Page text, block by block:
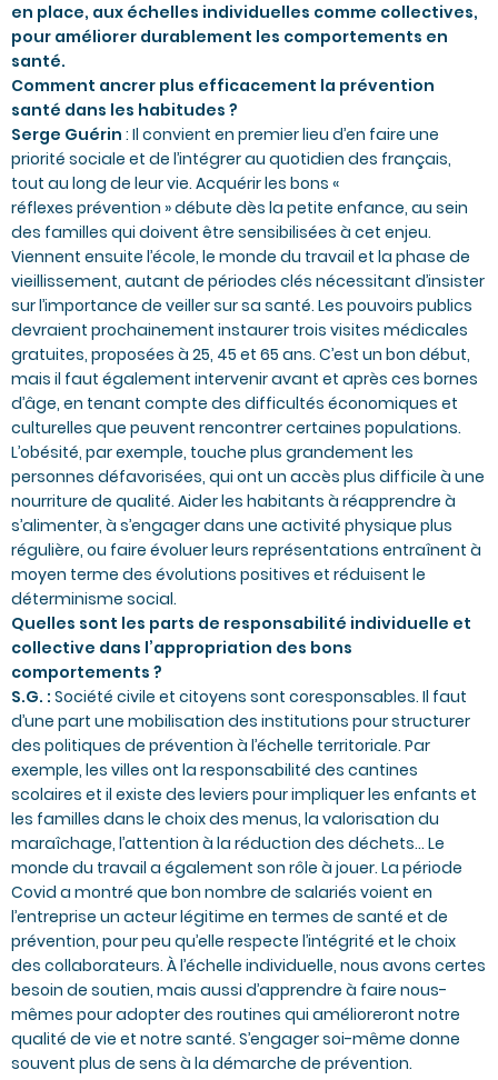
en place, aux échelles individuelles comme collectives,
pour améliorer durablement les comportements en
santé.
Comment ancrer plus efficacement la prévention
santé dans les habitudes ?
Serge Guérin : Il convient en premier lieu d’en faire une
priorité sociale et de l’intégrer au quotidien des français,
tout au long de leur vie. Acquérir les bons «
réflexes prévention » débute dès la petite enfance, au sein
des familles qui doivent être sensibilisées à cet enjeu.
Viennent ensuite l’école, le monde du travail et la phase de
vieillissement, autant de périodes clés nécessitant d’insister
sur l’importance de veiller sur sa santé. Les pouvoirs publics
devraient prochainement instaurer trois visites médicales
gratuites, proposées à 25, 45 et 65 ans. C’est un bon début,
mais il faut également intervenir avant et après ces bornes
d’âge, en tenant compte des difficultés économiques et
culturelles que peuvent rencontrer certaines populations.
L’obésité, par exemple, touche plus grandement les
personnes défavorisées, qui ont un accès plus difficile à une
nourriture de qualité. Aider les habitants à réapprendre à
s’alimenter, à s’engager dans une activité physique plus
régulière, ou faire évoluer leurs représentations entraînent à
moyen terme des évolutions positives et réduisent le
déterminisme social.
Quelles sont les parts de responsabilité individuelle et
collective dans l’appropriation des bons
comportements ?
S.G. : Société civile et citoyens sont coresponsables. Il faut
d’une part une mobilisation des institutions pour structurer
des politiques de prévention à l’échelle territoriale. Par
exemple, les villes ont la responsabilité des cantines
scolaires et il existe des leviers pour impliquer les enfants et
les familles dans le choix des menus, la valorisation du
maraîchage, l’attention à la réduction des déchets… Le
monde du travail a également son rôle à jouer. La période
Covid a montré que bon nombre de salariés voient en
l’entreprise un acteur légitime en termes de santé et de
prévention, pour peu qu’elle respecte l’intégrité et le choix
des collaborateurs. À l’échelle individuelle, nous avons certes
besoin de soutien, mais aussi d’apprendre à faire nous-
mêmes pour adopter des routines qui amélioreront notre
qualité de vie et notre santé. S’engager soi-même donne
souvent plus de sens à la démarche de prévention.